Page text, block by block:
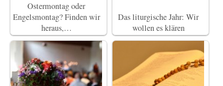
Ostermontag oder
Engelsmontag? Finden wir
heraus,…
Das liturgische Jahr: Wir
wollen es klären